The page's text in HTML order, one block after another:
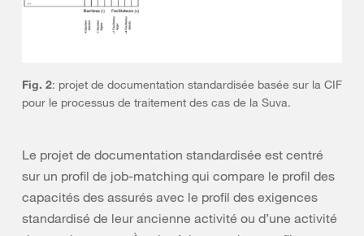
Fig. 2: projet de documentation standardisée basée sur la CIF
pour le processus de traitement des cas de la Suva.
Le projet de documentation standardisée est centré
sur un profil de job-matching qui compare le profil des
capacités des assurés avec le profil des exigences
standardisé de leur ancienne activité ou d’une activité